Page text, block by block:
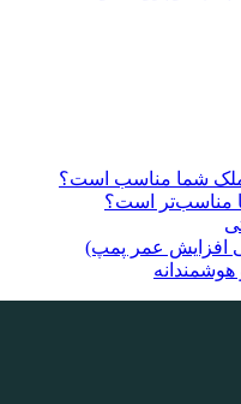
ملک شما مناسب است؟
مناسب‌تر است؟
افزایش عمر پمپ)